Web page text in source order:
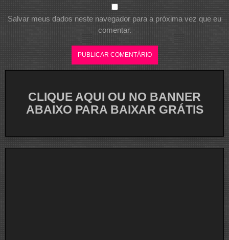
Salvar meus dados neste navegador para a próxima vez que eu
comentar.
CLIQUE AQUI OU NO BANNER
ABAIXO PARA BAIXAR GRÁTIS